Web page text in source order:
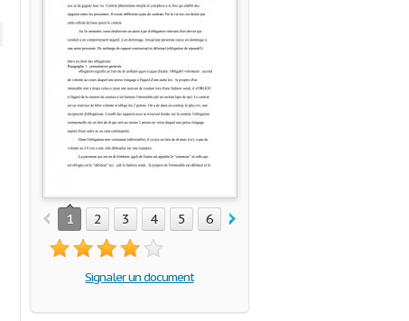
1 2 3 4 5 6 7
Signaler un document